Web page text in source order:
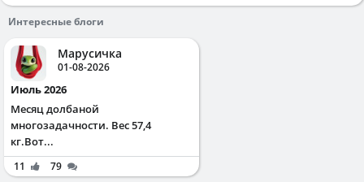
Интересные блоги
Марусичка
01-08-2026
Июль 2026
Месяц долбаной
многозадачности. Вес 57,4
кг.Вот...
11 79